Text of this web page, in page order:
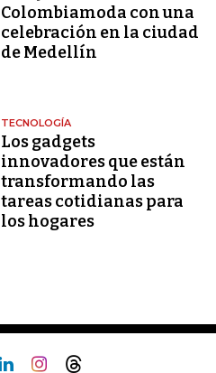
Colombiamoda con una
celebración en la ciudad
de Medellín
TECNOLOGÍA
Los gadgets
innovadores que están
transformando las
tareas cotidianas para
los hogares